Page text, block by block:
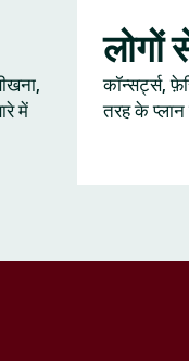
में
लोगों
कॉन्सर्ट्स,
तरह के